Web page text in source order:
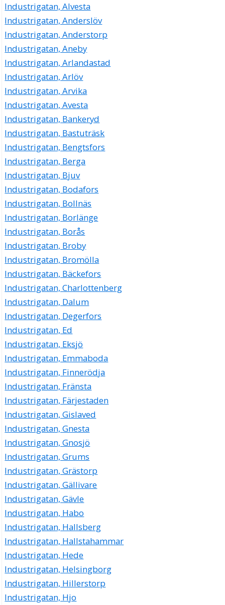
Industrigatan, Alvesta
Industrigatan, Anderslöv
Industrigatan, Anderstorp
Industrigatan, Aneby
Industrigatan, Arlandastad
Industrigatan, Arlöv
Industrigatan, Arvika
Industrigatan, Avesta
Industrigatan, Bankeryd
Industrigatan, Bastuträsk
Industrigatan, Bengtsfors
Industrigatan, Berga
Industrigatan, Bjuv
Industrigatan, Bodafors
Industrigatan, Bollnäs
Industrigatan, Borlänge
Industrigatan, Borås
Industrigatan, Broby
Industrigatan, Bromölla
Industrigatan, Bäckefors
Industrigatan, Charlottenberg
Industrigatan, Dalum
Industrigatan, Degerfors
Industrigatan, Ed
Industrigatan, Eksjö
Industrigatan, Emmaboda
Industrigatan, Finnerödja
Industrigatan, Fränsta
Industrigatan, Färjestaden
Industrigatan, Gislaved
Industrigatan, Gnesta
Industrigatan, Gnosjö
Industrigatan, Grums
Industrigatan, Grästorp
Industrigatan, Gällivare
Industrigatan, Gävle
Industrigatan, Habo
Industrigatan, Hallsberg
Industrigatan, Hallstahammar
Industrigatan, Hede
Industrigatan, Helsingborg
Industrigatan, Hillerstorp
Industrigatan, Hjo